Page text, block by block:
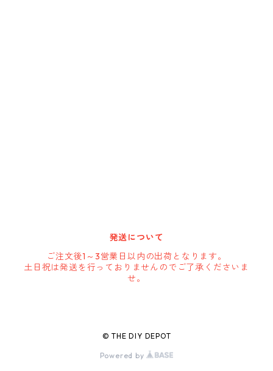
HOLSTERY
発送について
ご注文後1～3営業日以内の出荷となります。
土日祝は発送を行っておりませんのでご了承くださいま
せ。
© THE DIY DEPOT
Powered by